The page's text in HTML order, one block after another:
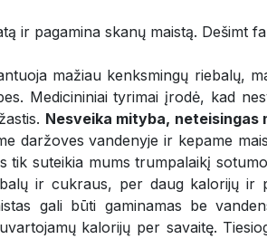
ir pagamina skanų maistą. Dešimt
mažiau kenksmingų riebalų,
Medicininiai tyrimai įrodė, kad
Nesveika mityba,
daržoves vandenyje ir kepame
tik suteikia mums trumpalaikį
ir cukraus, per daug kalorijų ir
gali būti gaminamas be
kalorijų per savaitę.